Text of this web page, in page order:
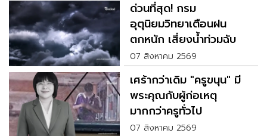
ด่วนที่สุด! กรม
อุตุนิยมวิทยาเตือนฝน
ตกหนัก เสี่ยงน้ำท่วมฉับ
พลัน
07 สิงหาคม 2569
เศร้ากว่าเดิม "ครูขนุน" มี
พระคุณกับผู้ก่อเหตุ
มากกว่าครูทั่วไป
07 สิงหาคม 2569